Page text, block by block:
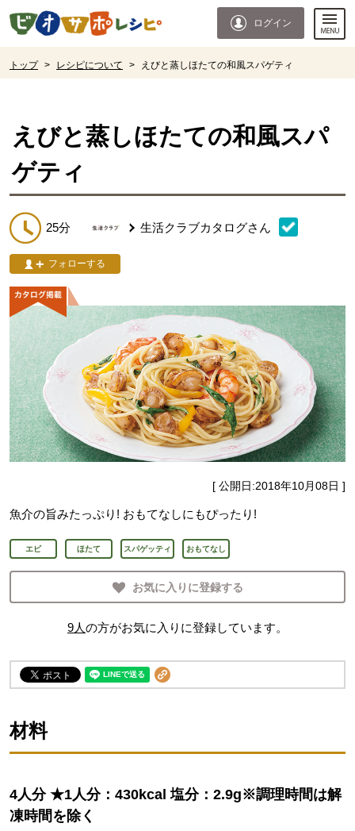
ページの先頭です。
ログイン
トップ > レシピについて > えびと蒸しほたての和風スパゲティ
えびと蒸しほたての和風スパ
ゲティ
25分 生活クラブカタログさん
フォローする
[ 公開日:2018年10月08日 ]
魚介の旨みたっぷり! おもてなしにもぴったり!
エビ ほたて スパゲッティ おもてなし
お気に入りに登録する
9人の方がお気に入りに登録しています。
材料
4人分 ★1人分：430kcal 塩分：2.9g※調理時間は解
凍時間を除く